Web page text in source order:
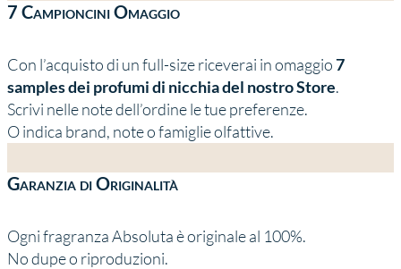
7 Campioncini Omaggio
Con l’acquisto di un full-size riceverai in omaggio7
samples dei profumi di nicchia del nostro Store.
Scrivi nelle note dell’ordine le tue preferenze.
O indica brand, note o famiglie olfattive.
Garanzia di Originalità
Ogni fragranza Absoluta è originale al 100%.
No dupe o riproduzioni.